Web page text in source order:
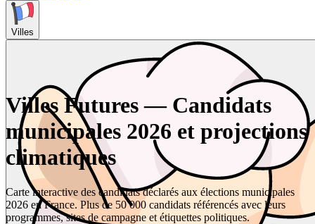
Villes
Villes Futures — Candidats
municipales 2026 et projections
climatiques
Carte interactive des candidats déclarés aux élections municipales
2026 en France. Plus de 50 000 candidats référencés avec leurs
programmes, sites de campagne et étiquettes politiques.